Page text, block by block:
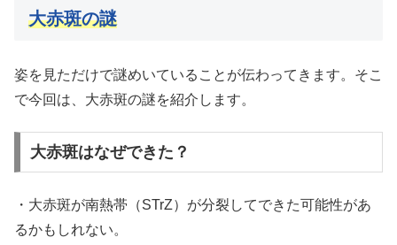
大赤斑の謎
姿を見ただけで謎めいていることが伝わってきます。そこ
で今回は、大赤斑の謎を紹介します。
大赤斑はなぜできた？
・大赤斑が南熱帯（STrZ）が分裂してできた可能性があ
るかもしれない。